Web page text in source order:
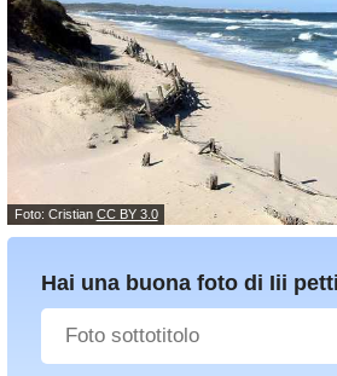
Foto: Cristian CC BY 3.0
Hai una buona foto di Iii